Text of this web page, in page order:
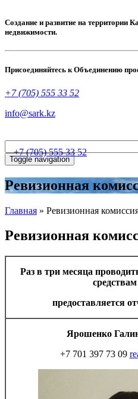
Создание и развитие на территории
недвижимости.
Присоединяйтесь к Объединению
+7 (705) 555 33 52
info@sark.kz
+7 (705) 555 33 52
Toggle navigation
Ревизионная
Главная » Ревизионная
Ревизионная
Раз в три месяца
предоставляется
Ярошенко
+7 701 397 73 09